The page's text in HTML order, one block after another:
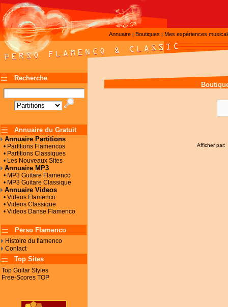
Annuaire | Boutiques | Mes expériences
Recherche
Annuaire du Gratuit
Annuaire Partitions
• Partitions Flamencos
• Partitions Classiques
• Les Nouveaux Sites
Annuaire MP3
• MP3 Guitare Flamenco
• MP3 Guitare Classique
Annuaire Videos
• Videos Flamenco
• Videos Classique
• Videos Danse Flamenco
Perso Flamenco
Histoire du flamenco
Contact
Top Sites
Top Guitar Styles
Free-Scores TOP
Afficher par: